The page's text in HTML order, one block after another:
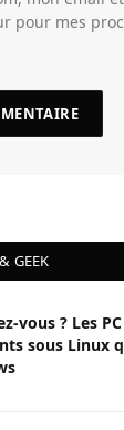
pour mes
GEEK
vous ? Les
sous Linux